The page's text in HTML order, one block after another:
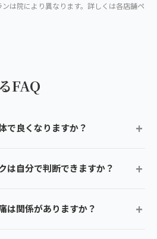
は院により異なります。詳しくは各店舗ペ
FAQ
で良くなりますか？
は自分で判断できますか？
は関係がありますか？